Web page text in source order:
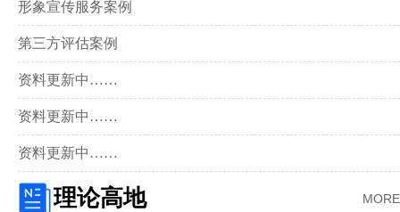
形象宣传服务案例
第三方评估案例
资料更新中……
资料更新中……
资料更新中……
MORE
理论高地